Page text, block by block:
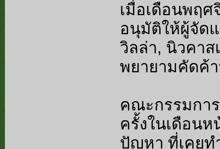
เมื่อเดือนพฤ
อนุมัติให้ผู้จัด
วิลล่า, นิวคา
พยายามคัดค้
คณะกรรมกา
ครั้งในเดือน
ปัญหา ที่เคยท